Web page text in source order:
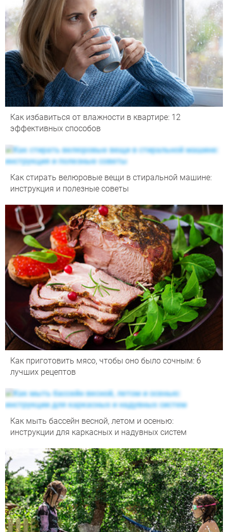
Как избавиться от влажности в квартире: 12
эффективных способов
Как стирать велюровые вещи в стиральной машине:
инструкция и полезные советы
Как приготовить мясо, чтобы оно было сочным: 6
лучших рецептов
Как мыть бассейн весной, летом и осенью:
инструкции для каркасных и надувных систем